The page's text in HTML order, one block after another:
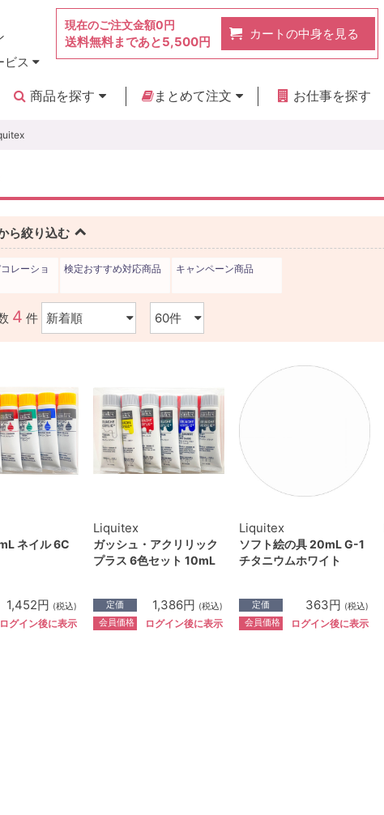
ビス
現在のご注文金額0円
送料無料まであと5,500円
カートの中身を見る
商品を探す
まとめて注文
お仕事を探す
ら絞り込む
レーショ
検定おすすめ対応商品 キャンペーン商品
4 件
ネイル 6C
1,452円 (税込)
ログイン後に表示
Liquitex
ガッシュ・アクリリック
プラス 6色セット 10mL
定価 1,386円 (税込)
会員価格 ログイン後に表示
Liquitex
ソフト絵の具 20mL G-1
チタニウムホワイト
定価 363円 (税込)
会員価格 ログイン後に表示